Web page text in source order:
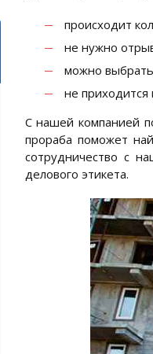
происходит
не нужно
можно
не приходится
С нашей компанией
прораба поможет
сотрудничество с
делового этикета.